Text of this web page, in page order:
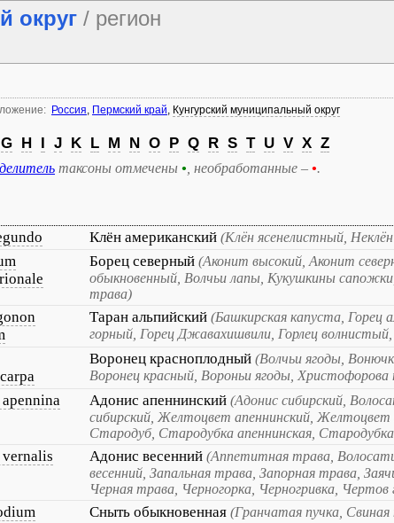
округ / регион
Россия, Пермский край, Кунгурский муниципальный округ
G H I J K L M N O P Q R S T U V X Z
таксоны отмечены • , необработанные – •.
Клён американский (Клён ясенелистный, Неклён
Борец северный (Аконит высокий, Аконит
обыкновенный, Волчьи лапы, Кукушкины
трава)
Таран альпийский (Башкирская капуста, Горец
горный, Горец Джавахишвили, Горлец
Воронец красноплодный (Волчьи ягоды,
Воронец красный, Вороньи ягоды, Христофорова
Адонис апеннинский (Адонис сибирский,
сибирский, Желтоцвет апеннинский, Желтоцвет
Стародуб, Стародубка апеннинская,
Адонис весенний (Аппетитная трава,
весенний, Запальная трава, Запорная трава,
Черная трава, Черногорка, Черногривка, Чертов
Сныть обыкновенная (Гранчатая пучка,